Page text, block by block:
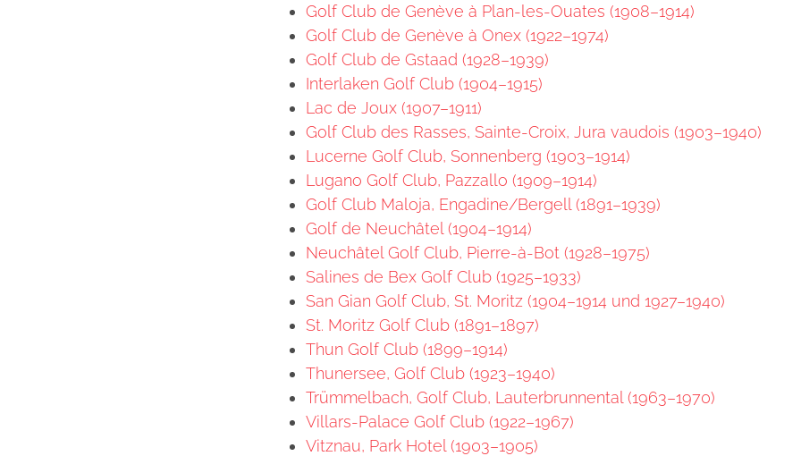
Golf Club de Genève à Plan-les-Ouates (1908–1914)
Golf Club de Genève à Onex (1922–1974)
Golf Club de Gstaad (1928–1939)
Interlaken Golf Club (1904–1915)
Lac de Joux (1907–1911)
Golf Club des Rasses, Sainte-Croix, Jura vaudois (1903–1940)
Lucerne Golf Club, Sonnenberg (1903–1914)
Lugano Golf Club, Pazzallo (1909–1914)
Golf Club Maloja, Engadine/Bergell (1891–1939)
Golf de Neuchâtel (1904–1914)
Neuchâtel Golf Club, Pierre-à-Bot (1928–1975)
Salines de Bex Golf Club (1925–1933)
San Gian Golf Club, St. Moritz (1904–1914 und 1927–1940)
St. Moritz Golf Club (1891–1897)
Thun Golf Club (1899–1914)
Thunersee, Golf Club (1923–1940)
Trümmelbach, Golf Club, Lauterbrunnental (1963–1970)
Villars-Palace Golf Club (1922–1967)
Vitznau, Park Hotel (1903–1905)